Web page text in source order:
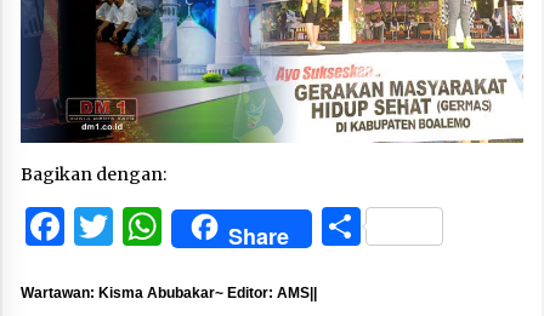
Bagikan dengan:
Facebook
Twitter
WhatsApp
Share Share
Wartawan: Kisma Abubakar~ Editor: AMS||